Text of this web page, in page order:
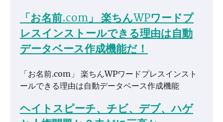
「お名前.com」 楽ちんWPワードプ
レスインストールできる理由は自動
データベース作成機能だ！
「お名前.com」 楽ちんWPワードプレスインスト
ールできる理由は自動データベース作成機能
ヘイトスピーチ、チビ、デブ、ハゲ